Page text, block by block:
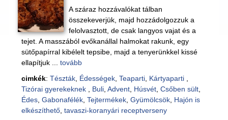
A száraz hozzávalókat tálban
összekeverjük, majd hozzádolgozzuk a
felolvasztott, de csak langyos vajat és a
tejet. A masszából evőkanállal halmokat rakunk, egy
sütőpapírral kibélelt tepsibe, majd a tenyerünkkel kissé
ellapítjuk ... tovább
cimkék: Tészták, Édességek, Teaparti, Kártyaparti
Tizórai gyerekeknek
Buli, Advent, Húsvét, Csőben sült,
Édes, Gabonafélék, Tejtermékek, Gyümölcsök, Hajón is
elkészíthető, tavaszi-koranyári receptverseny